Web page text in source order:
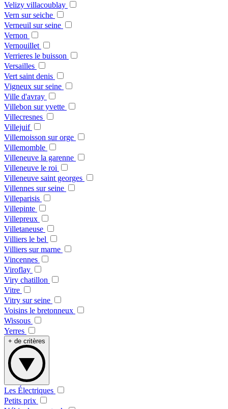
Velizy villacoublay
Vern sur seiche
Verneuil sur seine
Vernon
Vernouillet
Verrieres le buisson
Versailles
Vert saint denis
Vigneux sur seine
Ville d'avray
Villebon sur yvette
Villecresnes
Villejuif
Villemoisson sur orge
Villemomble
Villeneuve la garenne
Villeneuve le roi
Villeneuve saint georges
Villennes sur seine
Villeparisis
Villepinte
Villepreux
Villetaneuse
Villiers le bel
Villiers sur marne
Vincennes
Viroflay
Viry chatillon
Vitre
Vitry sur seine
Voisins le bretonneux
Wissous
Yerres
+ de critères
Les Électriques
Petits prix